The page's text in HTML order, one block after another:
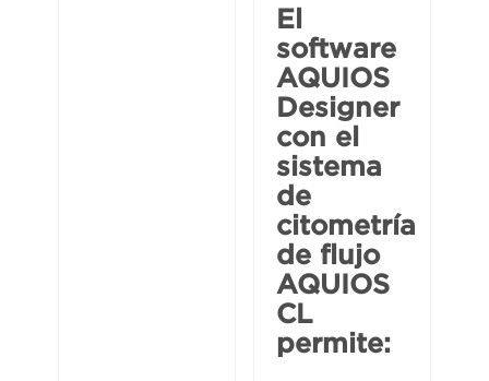
El
software
AQUIOS
Designer
con el
sistema
de
citometría
de flujo
AQUIOS
CL
permite: